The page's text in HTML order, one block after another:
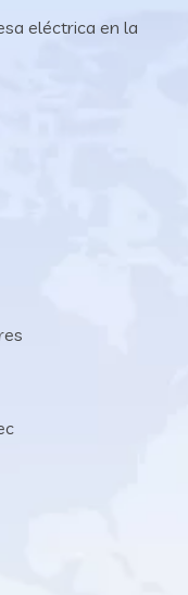
eléctrica en la